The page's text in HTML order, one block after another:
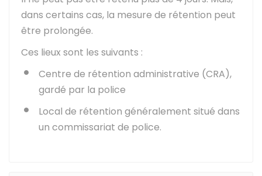
dans certains cas, la mesure de rétention peut
être prolongée.
Ces lieux sont les suivants :
Centre de rétention administrative (CRA),
gardé par la police
Local de rétention généralement situé dans
un commissariat de police.